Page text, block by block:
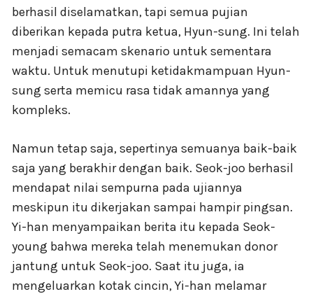
berhasil diselamatkan, tapi semua pujian
diberikan kepada putra ketua, Hyun-sung. Ini telah
menjadi semacam skenario untuk sementara
waktu. Untuk menutupi ketidakmampuan Hyun-
sung serta memicu rasa tidak amannya yang
kompleks.
Namun tetap saja, sepertinya semuanya baik-baik
saja yang berakhir dengan baik. Seok-joo berhasil
mendapat nilai sempurna pada ujiannya
meskipun itu dikerjakan sampai hampir pingsan.
Yi-han menyampaikan berita itu kepada Seok-
young bahwa mereka telah menemukan donor
jantung untuk Seok-joo. Saat itu juga, ia
mengeluarkan kotak cincin, Yi-han melamar